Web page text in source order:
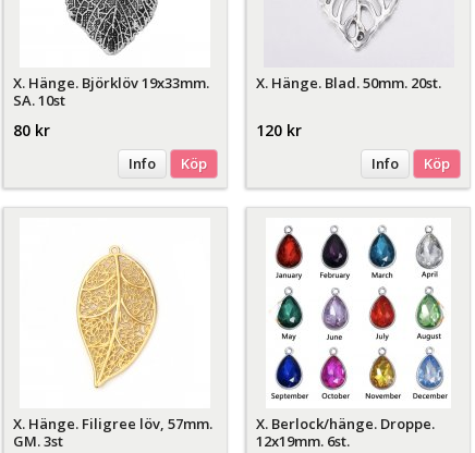
X. Hänge. Björklöv 19x33mm.
SA. 10st
80 kr
Info Köp
X. Hänge. Blad. 50mm. 20st.
120 kr
Info Köp
X. Hänge. Filigree löv, 57mm.
GM. 3st
X. Berlock/hänge. Droppe.
12x19mm. 6st.